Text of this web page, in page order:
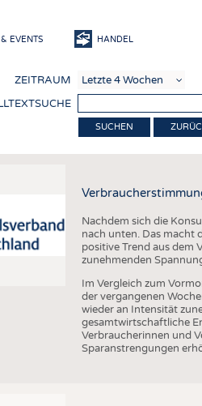
EVENTS HANDEL
ZEITRAUM
Nachdem sich die
nach unten. Das macht
positive Trend aus dem
zunehmenden
Im Vergleich zum
der vergangenen
wieder an Intensität
gesamtwirtschaftliche
Verbraucherinnen und
Sparanstrengungen